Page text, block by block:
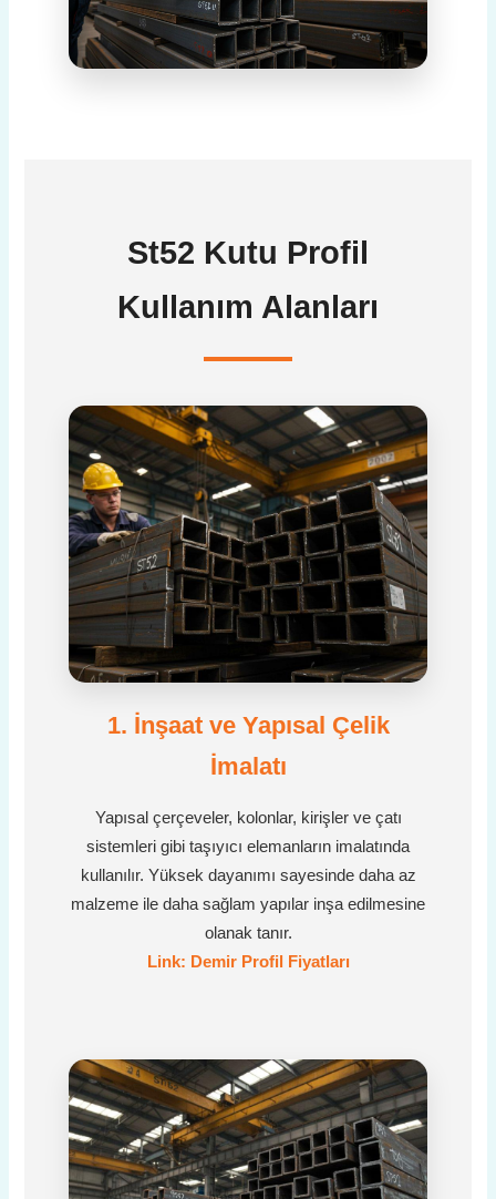
St52 Kutu Profil
Kullanım Alanları
1. İnşaat ve Yapısal Çelik
İmalatı
Yapısal çerçeveler, kolonlar, kirişler ve çatı
sistemleri gibi taşıyıcı elemanların imalatında
kullanılır. Yüksek dayanımı sayesinde daha az
malzeme ile daha sağlam yapılar inşa edilmesine
olanak tanır.
Link: Demir Profil Fiyatları